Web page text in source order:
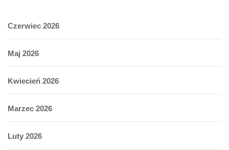
Czerwiec 2026
Maj 2026
Kwiecień 2026
Marzec 2026
Luty 2026